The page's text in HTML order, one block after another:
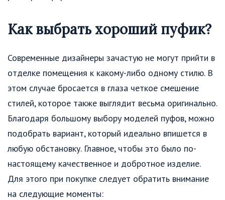
Как выбрать хороший пуфик?
Современные дизайнеры зачастую не могут прийти в
отделке помещения к какому-либо одному стилю. В
этом случае бросается в глаза четкое смешение
стилей, которое также выглядит весьма оригинально.
Благодаря большому выбору моделей пуфов, можно
подобрать вариант, который идеально впишется в
любую обстановку. Главное, чтобы это было по-
настоящему качественное и добротное изделие.
Для этого при покупке следует обратить внимание
на следующие моменты: